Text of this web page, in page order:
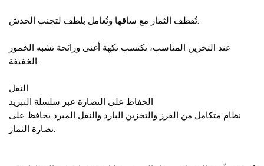
تُقطف الثمار مع ساقها وتُعامل بلطف لتجنب الخدش.
عند التخزين المناسب، تكتسب نكهة أغنى ورائحة تشبه الخمور
الخفيفة.
النقل
الحفاظ على النضارة عبر سلسلة التبريد
نظام متكامل من الفرز والتخزين البارد والنقل المبرد يحافظ على
نضارة الثمار.